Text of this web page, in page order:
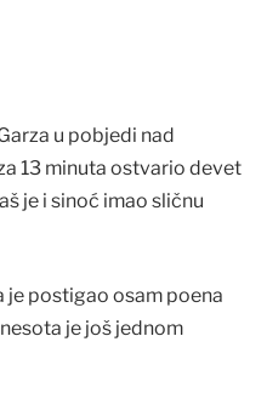
u pobjedi nad
13 minuta ostvario devet
je i sinoć imao sličnu
je postigao osam poena
je još jednom